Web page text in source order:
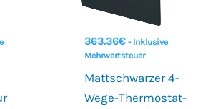
363.36€ - Inklusive
Mehrwertsteuer
Mattschwarzer 4-
Wege-Thermostat-